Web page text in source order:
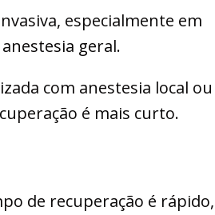
especialmente em
geral.
com anestesia local ou
é mais curto.
de recuperação é rápido,